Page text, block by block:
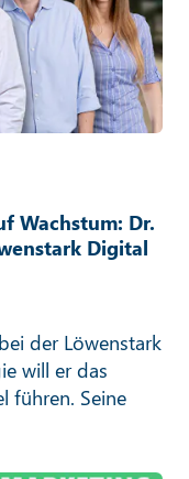
Wachstum: Dr.
Digital
der Löwenstark
will er das
führen. Seine